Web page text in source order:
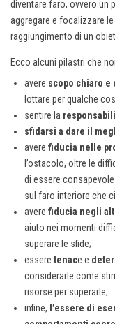
diventare faro, ovvero un
aggregare e focalizzare le
raggiungimento di un
Ecco alcuni pilastri che
avere scopo chiaro e
lottare per qualche
sentire la
sfidarsi a dare il
avere fiducia nelle
l’ostacolo, oltre le
di essere
sul faro interiore che
avere fiducia negli
aiuto nei momenti
superare le sfide;
essere tenace e
considerarle come
risorse per superarle;
infine, l’essere di